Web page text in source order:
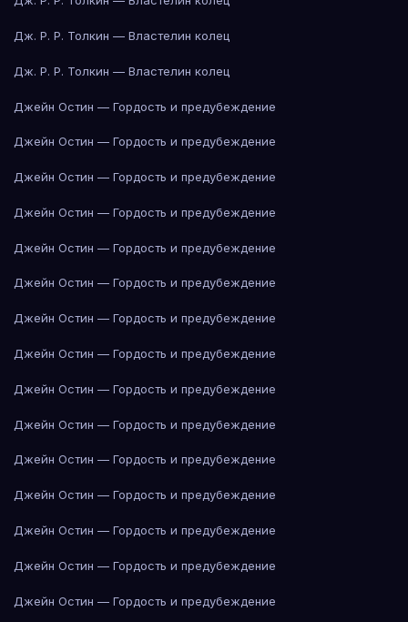
Дж. Р. Р. Толкин — Властелин колец
Дж. Р. Р. Толкин — Властелин колец
Джейн Остин — Гордость и предубеждение
Джейн Остин — Гордость и предубеждение
Джейн Остин — Гордость и предубеждение
Джейн Остин — Гордость и предубеждение
Джейн Остин — Гордость и предубеждение
Джейн Остин — Гордость и предубеждение
Джейн Остин — Гордость и предубеждение
Джейн Остин — Гордость и предубеждение
Джейн Остин — Гордость и предубеждение
Джейн Остин — Гордость и предубеждение
Джейн Остин — Гордость и предубеждение
Джейн Остин — Гордость и предубеждение
Джейн Остин — Гордость и предубеждение
Джейн Остин — Гордость и предубеждение
Джейн Остин — Гордость и предубеждение